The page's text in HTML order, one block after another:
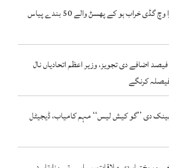
نائیجر دے صحرائے صحارا وچ گڈی خراب ہو کے پھسݨ والے 50 بندے پیاس
تنخواہواں وچ 10 توں 15 فیصد اضافے دی تجویز، وزیر اعظم اتحادیاں نال
کرنگے
دی ’’گو کیش لیس‘‘ مہم کامیاب، ڈیجیٹل